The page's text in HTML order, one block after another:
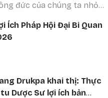
đức của chúng ta nhỏ
tâm Bồ đề, vì lợi ích của
sinh, công đức ấy có
Ích Pháp Hội Đại Bi Quan
Drukpa khai thị: Thực
Dược Sư lợi ích bản